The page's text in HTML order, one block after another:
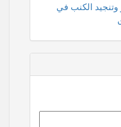
وتنجيد الكنب في